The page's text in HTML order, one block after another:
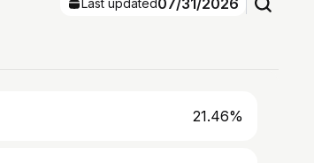
Last updated07/31/2026
21.46%